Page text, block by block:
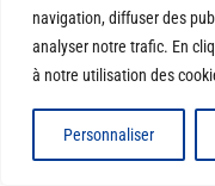
navigation, diffuser des
analyser notre trafic. En
à notre utilisation des
Personnaliser